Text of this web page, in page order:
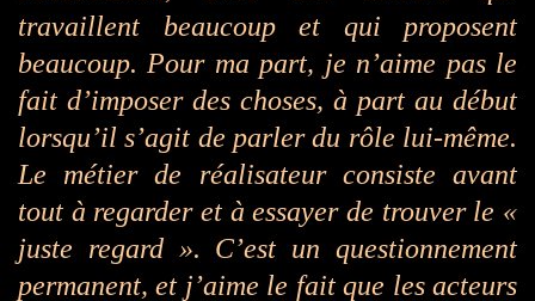
travaillent beaucoup et qui proposent
beaucoup. Pour ma part, je n’aime pas le
fait d’imposer des choses, à part au début
lorsqu’il s’agit de parler du rôle lui-même.
Le métier de réalisateur consiste avant
tout à regarder et à essayer de trouver le «
juste regard ». C’est un questionnement
permanent, et j’aime le fait que les acteurs